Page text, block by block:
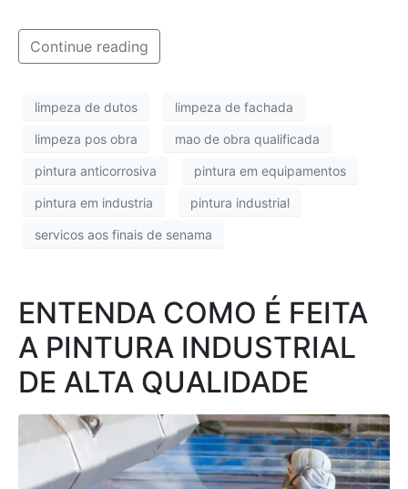
Continue reading
limpeza de dutos limpeza de fachada
limpeza pos obra mao de obra qualificada
pintura anticorrosiva pintura em equipamentos
pintura em industria pintura industrial
servicos aos finais de senama
ENTENDA COMO É FEITA
A PINTURA INDUSTRIAL
DE ALTA QUALIDADE